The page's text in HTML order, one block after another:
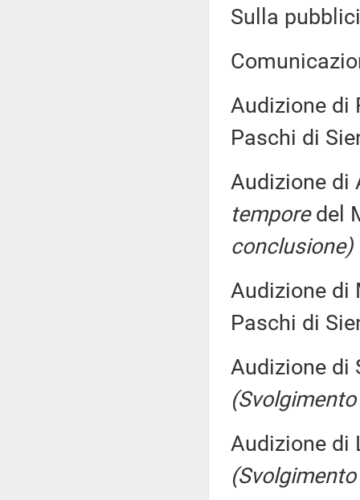
Sulla
Audizione di
Paschi di
Audizione di
temporedel
conclusione)
Audizione di
Paschi di
Audizione di
Audizione di